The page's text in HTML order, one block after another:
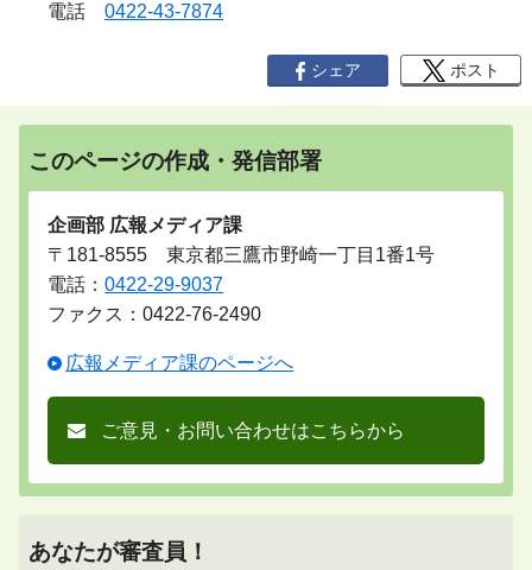
電話 0422-43-7874
シェア ポスト
このページの作成・発信部署
企画部 広報メディア課
〒181-8555 東京都三鷹市野崎一丁目1番1号
電話：0422-29-9037
ファクス：0422-76-2490
広報メディア課のページへ
ご意見・お問い合わせはこちらから
あなたが審査員！